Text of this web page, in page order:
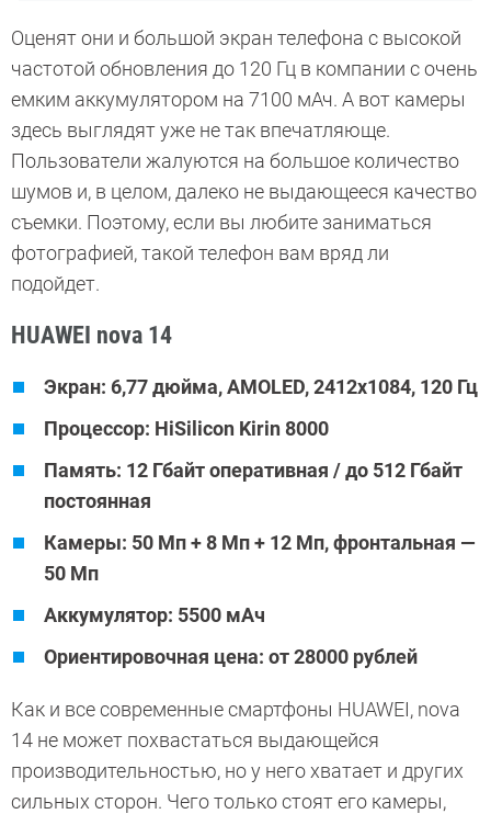
Оценят они и большой экран телефона с высокой
частотой обновления до 120 Гц в компании с очень
емким аккумулятором на 7100 мАч. А вот камеры
здесь выглядят уже не так впечатляюще.
Пользователи жалуются на большое количество
шумов и, в целом, далеко не выдающееся качество
съемки. Поэтому, если вы любите заниматься
фотографией, такой телефон вам вряд ли
подойдет.
HUAWEI nova 14
Экран: 6,77 дюйма, AMOLED, 2412х1084, 120 Гц
Процессор: HiSilicon Kirin 8000
Память: 12 Гбайт оперативная / до 512 Гбайт
постоянная
Камеры: 50 Мп + 8 Мп + 12 Мп, фронтальная —
50 Мп
Аккумулятор: 5500 мАч
Ориентировочная цена: от 28000 рублей
Как и все современные смартфоны HUAWEI, nova
14 не может похвастаться выдающейся
производительностью, но у него хватает и других
сильных сторон. Чего только стоят его камеры,